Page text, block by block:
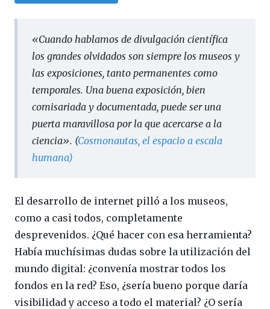
«Cuando hablamos de divulgación científica
los grandes olvidados son siempre los museos y
las exposiciones, tanto permanentes como
temporales. Una buena exposición, bien
comisariada y documentada, puede ser una
puerta maravillosa por la que acercarse a la
ciencia». (Cosmonautas, el espacio a escala
humana)
El desarrollo de internet pilló a los museos,
como a casi todos, completamente
desprevenidos. ¿Qué hacer con esa herramienta?
Había muchísimas dudas sobre la utilización del
mundo digital: ¿convenía mostrar todos los
fondos en la red? Eso, ¿sería bueno porque daría
visibilidad y acceso a todo el material? ¿O sería